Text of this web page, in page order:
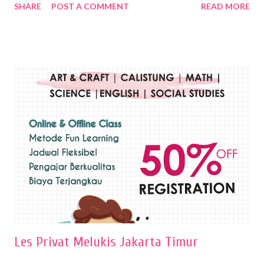
Wayan Kun Adnyana, teknik yang berbeda tentunya akan
menggunakan bahan dasar cat air, cat akrilik, atau cat minyak dengan
sapuan warna cat yang tebal. Dengan memberikan sapuan warna
pelukis untuk menghasilkan lukisan yang mempesona dan tentunya
bernilai tinggi. Ciri teknik plakat Ciri-ciri teknik plakat, yaitu: Sapuan
warna yang kental dan tebal. Hasil lukisan menutupi seluruh bagian
medianya Mem...
SHARE POST A COMMENT READ MORE
Les Privat Melukis Jakarta Timur